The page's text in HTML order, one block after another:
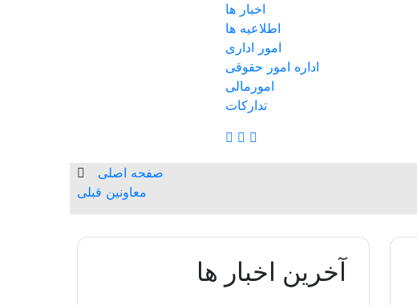
اخبار ها
اطلاعیه ها
امور اداری
اداره امور حقوقی
امورمالی
تدارکات
صفحه اصلی
معاونین قبلی
آخرین اخبار ها